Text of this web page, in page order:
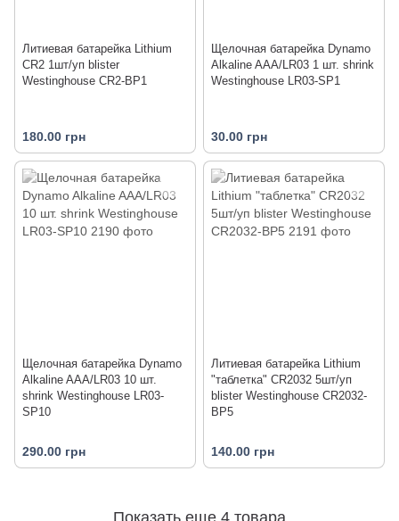
Литиевая батарейка Lithium
CR2 1шт/уп blister
Westinghouse CR2-BP1
180.00 грн
Щелочная батарейка Dynamo
Alkaline AAA/LR03 1 шт. shrink
Westinghouse LR03-SP1
30.00 грн
Щелочная батарейка Dynamo
Alkaline AAA/LR03 10 шт.
shrink Westinghouse LR03-
SP10
290.00 грн
Литиевая батарейка Lithium
"таблетка" CR2032 5шт/уп
blister Westinghouse CR2032-
BP5
140.00 грн